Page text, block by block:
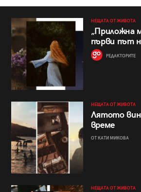
НЕЩАТА ОТ ЖИВОТА
„Приложна
първи път
РЕДАКТОРИТЕ
НЕЩАТА ОТ ЖИВОТА
Лятото
време
ОТ КАТИ МИКОВА
НЕЩАТА ОТ ЖИВОТА